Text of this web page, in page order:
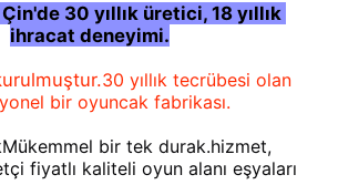
30 yıllık üretici, 18 yıllık
ihracat deneyimi.
30 yıllık tecrübesi olan
bir oyuncak fabrikası.
Mükemmel bir tek durak.hizmet,
fiyatlı kaliteli oyun alanı eşyaları